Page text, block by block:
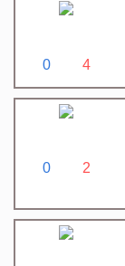
0 4
0 2